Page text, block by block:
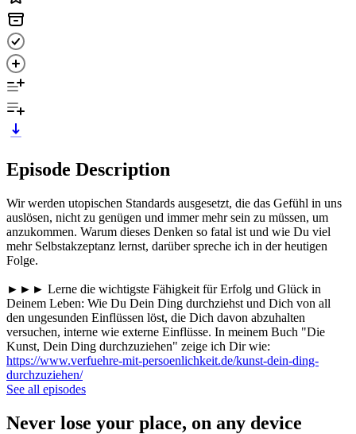
Episode Description
Wir werden utopischen Standards ausgesetzt, die das Gefühl in uns
auslösen, nicht zu genügen und immer mehr sein zu müssen, um
anzukommen. Warum dieses Denken so fatal ist und wie Du viel
mehr Selbstakzeptanz lernst, darüber spreche ich in der heutigen
Folge.
►►► Lerne die wichtigste Fähigkeit für Erfolg und Glück in
Deinem Leben: Wie Du Dein Ding durchziehst und Dich von all
den ungesunden Einflüssen löst, die Dich davon abzuhalten
versuchen, interne wie externe Einflüsse. In meinem Buch "Die
Kunst, Dein Ding durchzuziehen" zeige ich Dir wie:
https://www.verfuehre-mit-persoenlichkeit.de/kunst-dein-ding-
durchzuziehen/
See all episodes
Never lose your place, on any device